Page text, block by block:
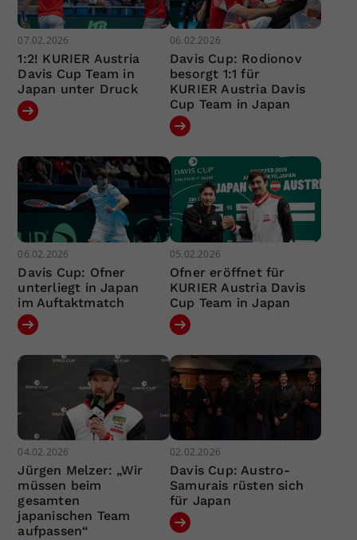
07.02.2026
1:2! KURIER Austria
Davis Cup Team in
Japan unter Druck
06.02.2026
Davis Cup: Rodionov
besorgt 1:1 für
KURIER Austria Davis
Cup Team in Japan
06.02.2026
Davis Cup: Ofner
unterliegt in Japan
im Auftaktmatch
05.02.2026
Ofner eröffnet für
KURIER Austria Davis
Cup Team in Japan
04.02.2026
Jürgen Melzer: „Wir
müssen beim
gesamten
japanischen Team
aufpassen“
02.02.2026
Davis Cup: Austro-
Samurais rüsten sich
für Japan